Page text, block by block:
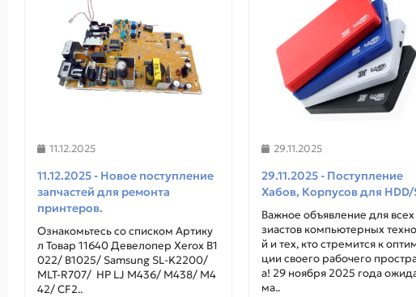
11.12.2025
11.12.2025 - Новое поступление
запчастей для ремонта
принтеров.
Ознакомьтесь со списком Артику
л Товар 11640 Девелопер Xerox B1
022/ B1025/ Samsung SL-K2200/
MLT-R707/ HP LJ M436/ M438/ M4
42/ CF2..
29.11.2025
29.11.2025 - Поступление
Хабов, Корпусов для HDD/
Важное объявление для всех
зиастов компьютерных
й и тех, кто стремится к
ции своего рабочего
а! 29 ноября 2025 года
ма..